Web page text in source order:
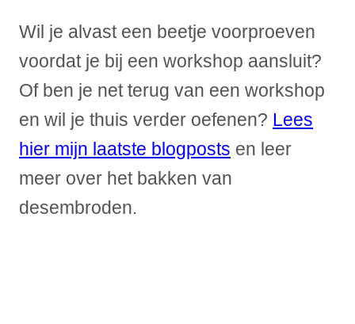
Wil je alvast een beetje voorproeven
voordat je bij een workshop aansluit?
Of ben je net terug van een workshop
en wil je thuis verder oefenen? Lees
hier mijn laatste blogposts en leer
meer over het bakken van
desembroden.